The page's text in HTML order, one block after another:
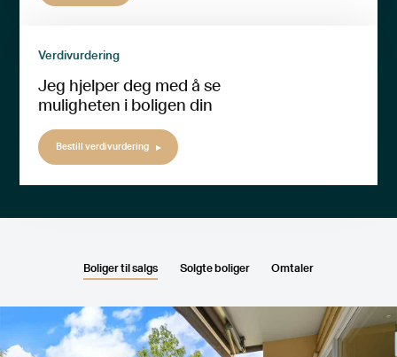
Verdivurdering
Jeg hjelper deg med å se
muligheten i boligen din
Bestill verdivurdering
Boliger til salgs Solgte boliger Omtaler